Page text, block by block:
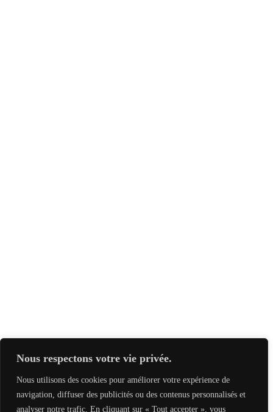
Nous respectons votre vie privée.
Nous utilisons des cookies pour améliorer votre expérience de
navigation, diffuser des publicités ou des contenus personnalisés et
analyser notre trafic. En cliquant sur « Tout accepter », vous